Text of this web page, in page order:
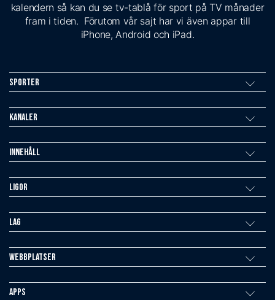
kalendern så kan du se tv-tablå för sport på TV månader
fram i tiden. Förutom vår sajt har vi även appar till
iPhone, Android och iPad.
Sporter
Kanaler
Innehåll
Ligor
Lag
Webbplatser
Apps